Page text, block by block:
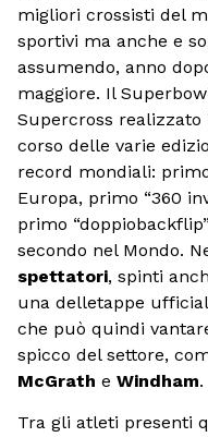
migliori crossisti del
sportivi ma anche e
assumendo, anno
maggiore. Il
Supercross
corso delle varie
record mondiali:
Europa, primo “360
primo
secondo nel Mondo.
spettatori, spinti
una delletappe
che può quindi
spicco del settore,
McGrath e Windham.
Tra gli atleti presenti